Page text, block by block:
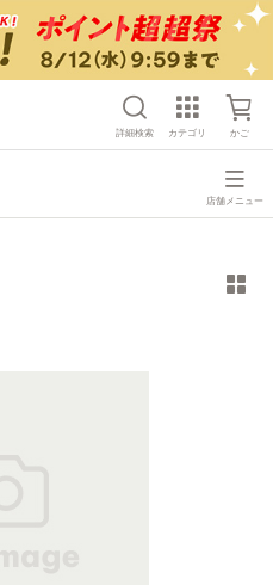
詳細検索 カテゴリ かご
店舗メニュー